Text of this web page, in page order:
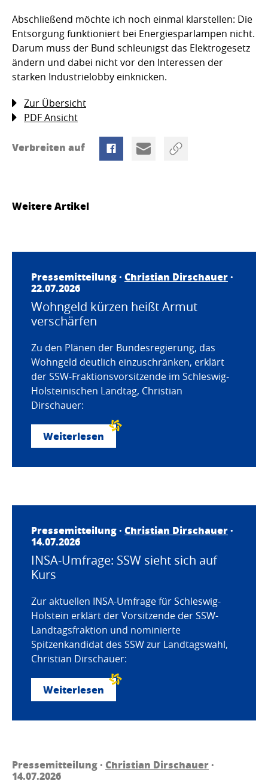
Abschließend möchte ich noch einmal klarstellen: Die
Entsorgung funktioniert bei Energiesparlampen nicht.
Darum muss der Bund schleunigst das Elektrogesetz
ändern und dabei nicht vor den Interessen der
starken Industrielobby einknicken.
Zur Übersicht
PDF Ansicht
Verbreiten auf
Weitere Artikel
Pressemitteilung · Christian Dirschauer·
22.07.2026
Wohngeld kürzen heißt Armut
verschärfen
Zu den Plänen der Bundesregierung, das
Wohngeld deutlich einzuschränken, erklärt
der SSW-Fraktionsvorsitzende im Schleswig-
Holsteinischen Landtag, Christian
Dirschauer:
Weiterlesen
Pressemitteilung · Christian Dirschauer·
14.07.2026
INSA-Umfrage: SSW sieht sich auf
Kurs
Zur aktuellen INSA-Umfrage für Schleswig-
Holstein erklärt der Vorsitzende der SSW-
Landtagsfraktion und nominierte
Spitzenkandidat des SSW zur Landtagswahl,
Christian Dirschauer:
Weiterlesen
Pressemitteilung · Christian Dirschauer·
14.07.2026